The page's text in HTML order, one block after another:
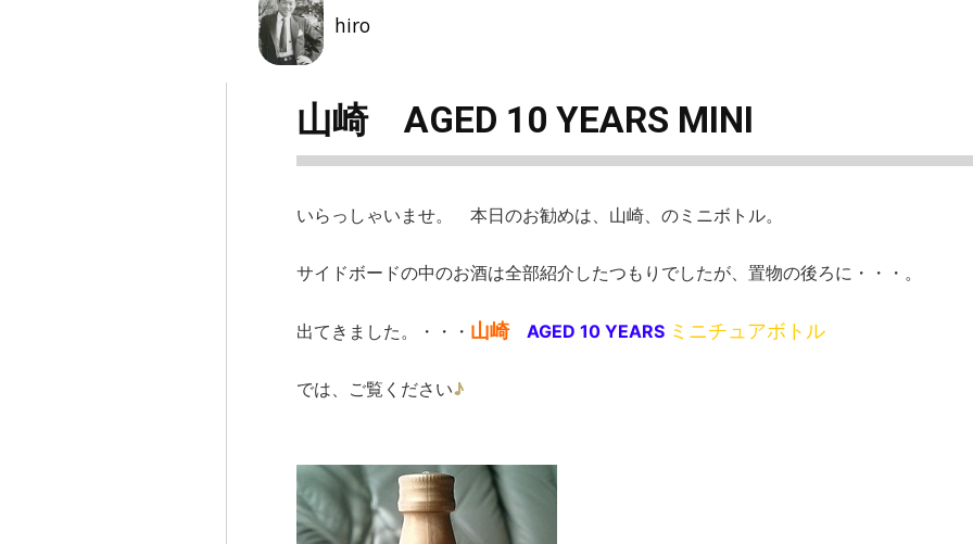
hiro
山崎 AGED 10 YEARS MINI
いらっしゃいませ。 本日のお勧めは、山崎、のミニボトル。
サイドボードの中のお酒は全部紹介したつもりでしたが、置物の後ろに・・・。
出てきました。・・・ 山崎 AGED 10 YEARS ミニチュアボトル
では、ご覧ください♪